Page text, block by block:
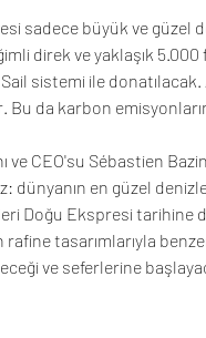
sadece büyük ve güzel
direk ve yaklaşık
sistemi ile
Bu da karbon
ve CEO'su Sébastien
dünyanın en güzel
Doğu Ekspresi tarihine
rafine tasarımlarıyla
ve seferlerine